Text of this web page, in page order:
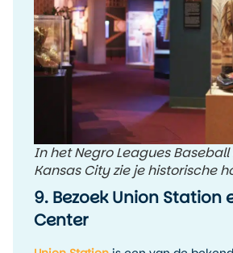
In het Negro Leagues
Kansas City zie je historische
9. Bezoek Union Station
Center